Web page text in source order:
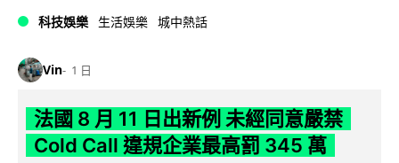
科技娛樂 生活娛樂 城中熱話
Vin 1 日
法國 8 月 11 日出新例 未經同意嚴禁
Cold Call 違規企業最高罰 345 萬